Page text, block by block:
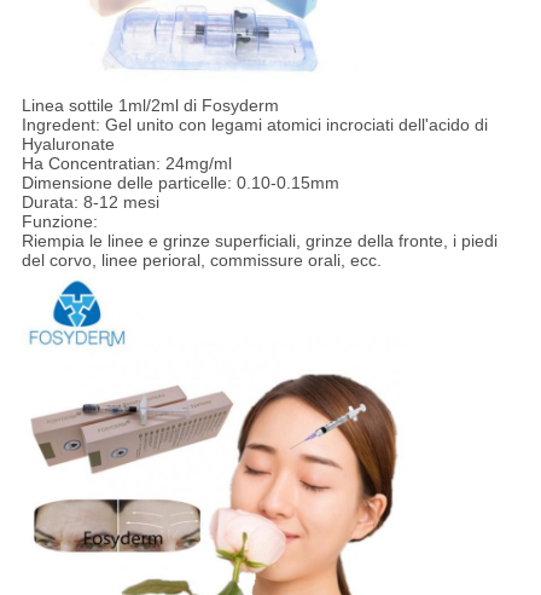
Linea sottile 1ml/2ml di Fosyderm
Ingredent: Gel unito con legami atomici incrociati dell'acido di
Hyaluronate
Ha Concentratian: 24mg/ml
Dimensione delle particelle: 0.10-0.15mm
Durata: 8-12 mesi
Funzione:
Riempia le linee e grinze superficiali, grinze della fronte, i piedi
del corvo, linee perioral, commissure orali, ecc.